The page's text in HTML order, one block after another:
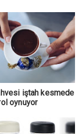
iştah kesmede
oynuyor